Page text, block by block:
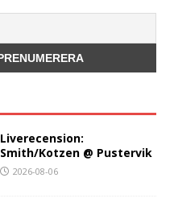
Liverecension:
Smith/Kotzen @ Pustervik
2026-08-06